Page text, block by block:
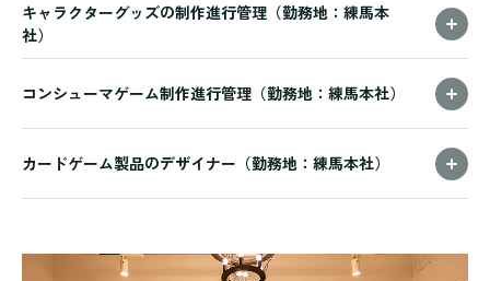
キャラクターグッズの制作進行管理（勤務地：練馬本
社）
コンシューマゲーム制作進行管理（勤務地：練馬本社）
カードゲーム製品のデザイナー（勤務地：練馬本社）